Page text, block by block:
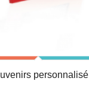
personnalisé